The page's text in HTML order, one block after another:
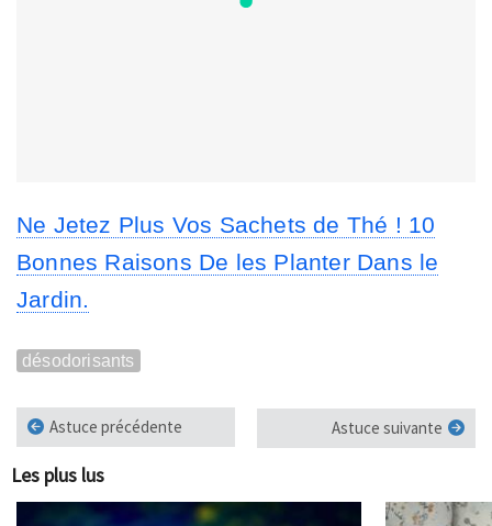
Ne Jetez Plus Vos Sachets de Thé ! 10
Bonnes Raisons De les Planter Dans le
Jardin.
désodorisants
Astuce précédente Astuce suivante
Les plus lus